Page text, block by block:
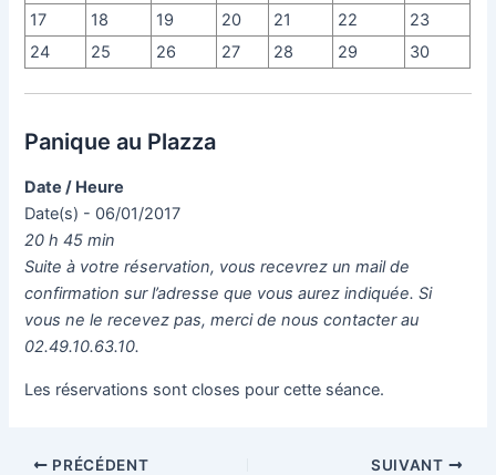
17
18 19 20 21 22
23
24
25 26 27 28 29 30
Panique au Plazza
Date / Heure
Date(s) - 06/01/2017
20 h 45 min
Suite à votre réservation, vous recevrez un mail de
confirmation sur l’adresse que vous aurez indiquée. Si
vous ne le recevez pas, merci de nous contacter au
02.49.10.63.10.
Les réservations sont closes pour cette séance.
PRÉCÉDENT SUIVANT